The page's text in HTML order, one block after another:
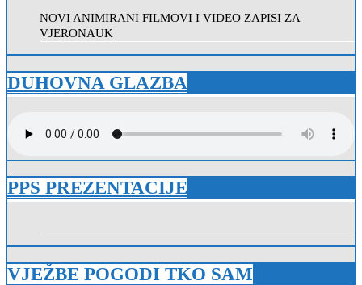
NOVI ANIMIRANI FILMOVI I VIDEO ZAPISI ZA
VJERONAUK
DUHOVNA GLAZBA
PPS PREZENTACIJE
VJEŽBE POGODI TKO SAM